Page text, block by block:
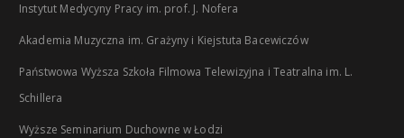
Instytut Medycyny Pracy im. prof. J. Nofera
Akademia Muzyczna im. Grażyny i Kiejstuta Bacewiczów
Państwowa Wyższa Szkoła Filmowa Telewizyjna i Teatralna im. L.
Schillera
Wyższe Seminarium Duchowne w Łodzi